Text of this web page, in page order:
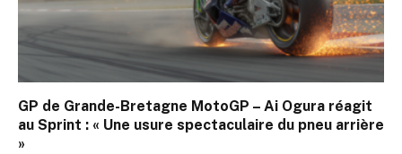
GP de Grande-Bretagne MotoGP – Ai Ogura réagit
au Sprint : « Une usure spectaculaire du pneu arrière
»